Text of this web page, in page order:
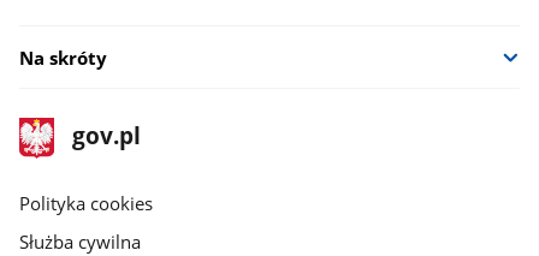
Na skróty
stopka
gov.pl
Strona
gov.pl
gov.pl
Polityka cookies
Służba cywilna